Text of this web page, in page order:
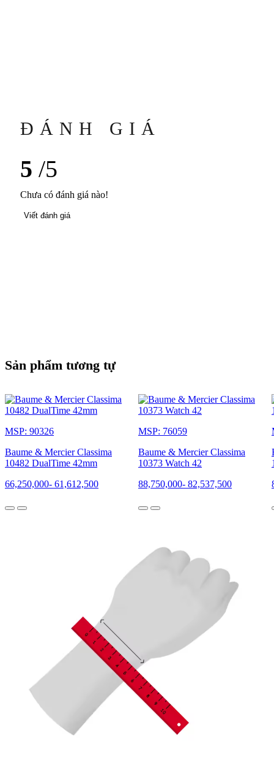
ĐÁNH GIÁ
5 /5
Chưa có đánh giá nào!
Viết đánh giá
Sản phẩm tương tự
MSP: 90326
Baume & Mercier Classima
10482 DualTime 42mm
66,250,000- 61,612,500
MSP: 76059
Baume & Mercier Classima
10373 Watch 42
88,750,000- 82,537,500